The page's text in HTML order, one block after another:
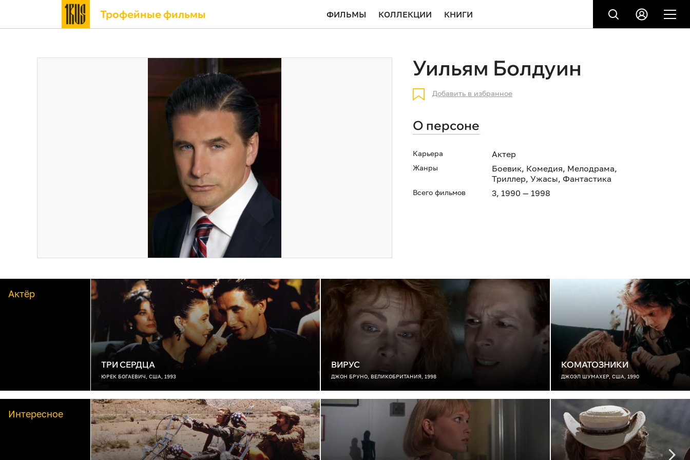
Трофейные фильмы ФИЛЬМЫ КОЛЛЕКЦИИ КНИГИ
Уильям Болдуин
Добавить в избранное
О персоне
Карьера Актер
Жанры Боевик, Комедия, Мелодрама,
Триллер, Ужасы, Фантастика
Всего фильмов 3, 1990 — 1998
Актёр
ТРИ СЕРДЦА
ЮРЕК БОГАЕВИЧ, США, 1993
ВИРУС
ДЖОН БРУНО, ВЕЛИКОБРИТАНИЯ, 1998
КОМАТОЗНИКИ
ДЖОЭЛ ШУМАХЕР, США, 1990
Интересное